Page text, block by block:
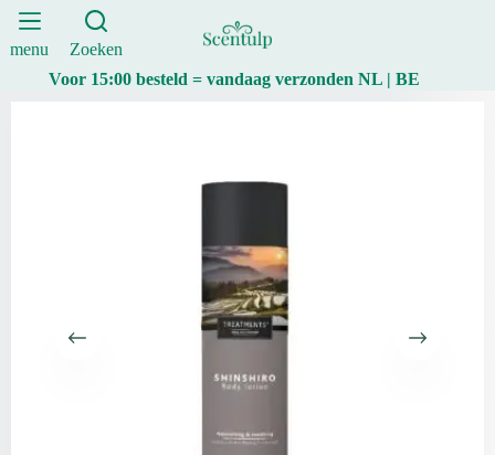
Ga
naar
demenu
Zoeken
Voor 15:00 besteld = vandaag verzonden NL | BE
-
ml